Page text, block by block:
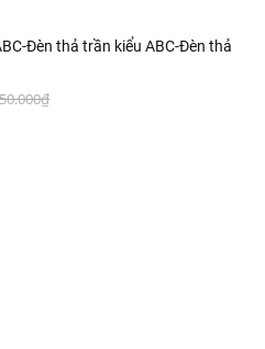
Đèn thả trần kiểu ABC-Đèn thả